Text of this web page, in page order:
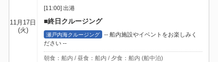
11月17日
(火)
[11:00] 出港
■終日クルージング
瀬戸内海クルージング
-- 船内施設やイベントをお楽しみく
ださい --
朝食：船内 / 昼食：船内 / 夕食：船内 (船中泊)